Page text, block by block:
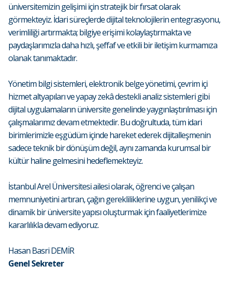
üniversitemizin gelişimi için stratejik bir fırsat olarak
görmekteyiz. İdari süreçlerde dijital teknolojilerin entegrasyonu,
verimliliği artırmakta; bilgiye erişimi kolaylaştırmakta ve
paydaşlarımızla daha hızlı, şeffaf ve etkili bir iletişim kurmamıza
olanak tanımaktadır.
Yönetim bilgi sistemleri, elektronik belge yönetimi, çevrim içi
hizmet altyapıları ve yapay zekâ destekli analiz sistemleri gibi
dijital uygulamaların üniversite genelinde yaygınlaştırılması için
çalışmalarımız devam etmektedir. Bu doğrultuda, tüm idari
birimlerimizle eşgüdüm içinde hareket ederek dijitalleşmenin
sadece teknik bir dönüşüm değil, aynı zamanda kurumsal bir
kültür haline gelmesini hedeflemekteyiz.
İstanbul Arel Üniversitesi ailesi olarak, öğrenci ve çalışan
memnuniyetini artıran, çağın gerekliliklerine uygun, yenilikçi ve
dinamik bir üniversite yapısı oluşturmak için faaliyetlerimize
kararlılıkla devam ediyoruz.
Hasan Basri DEMİR
Genel Sekreter